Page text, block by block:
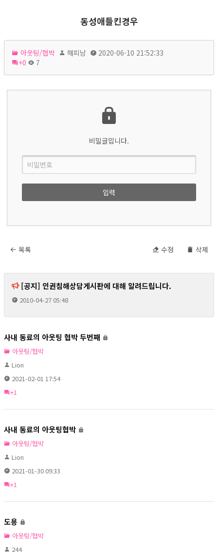
동성애들킨경우
아웃팅/협박 해피남
2020-06-10 21:52:33
+0
7
비밀글입니다.
목록 수정 삭제
[공지] 인권침해상담게시판에 대해 알려드립니다.
2010-04-27 05:48
사내 동료의 아웃팅 협박 두번째
아웃팅/협박
Lion
2021-02-01 17:54
+1
사내 동료의 아웃팅협박
아웃팅/협박
Lion
2021-01-30 09:33
+1
도용
아웃팅/협박
244